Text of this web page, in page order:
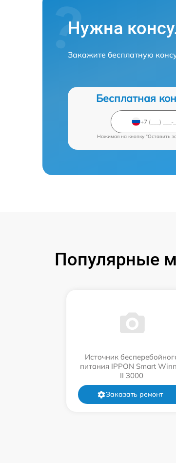
Нужна
Закажите бесплатную
Бесплатная
Нажимая на кнопку "Оставить
Популярные
Источник
питания IPPON Smart
II 3000
Заказать ремонт